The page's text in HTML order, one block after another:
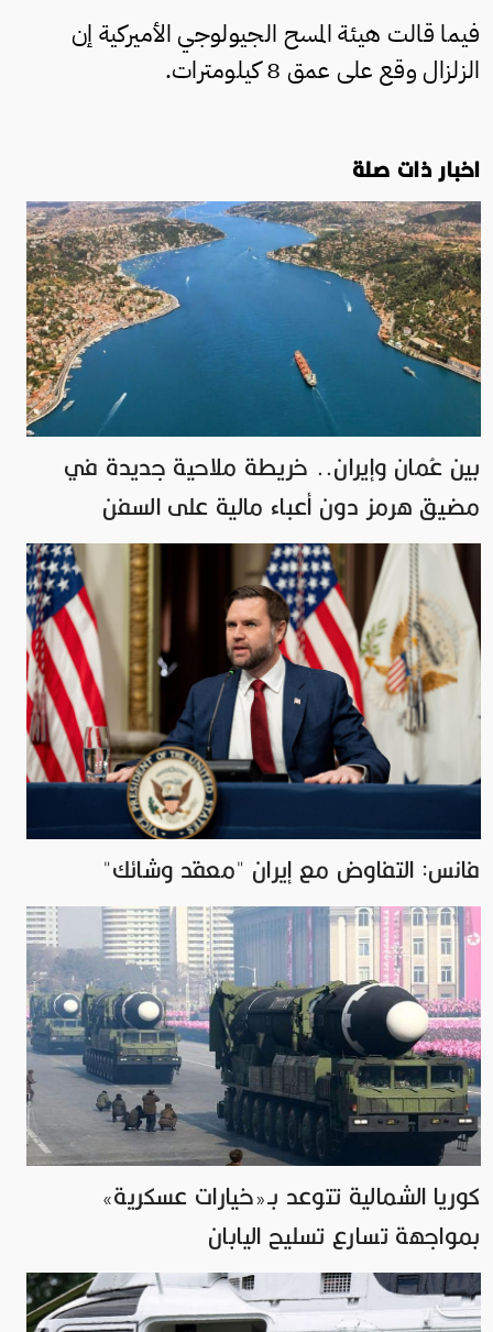
فيما قالت هيئة المسح الجيولوجي الأميركية إن
الزلزال وقع على عمق 8 كيلومترات.
اخبار ذات صلة
بين عُمان وإيران.. خريطة ملاحية جديدة في
مضيق هرمز دون أعباء مالية على السفن
فانس: التفاوض مع إيران "معقد وشائك"
كوريا الشمالية تتوعد بـ«خيارات عسكرية»
بمواجهة تسارع تسليح اليابان